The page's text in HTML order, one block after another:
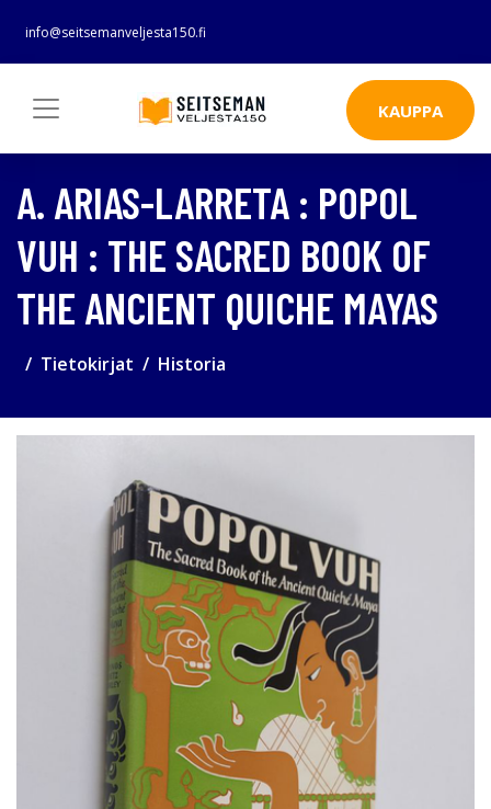
info@seitsemanveljesta150.fi
KAUPPA
A. ARIAS-LARRETA : POPOL
VUH : THE SACRED BOOK OF
THE ANCIENT QUICHE MAYAS
Tietokirjat Historia